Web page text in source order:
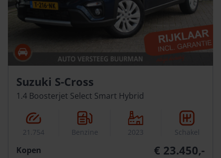
Suzuki S-Cross
1.4 Boosterjet Select Smart Hybrid
21.754 Benzine 2023 Schakel
Kopen € 23.450,-